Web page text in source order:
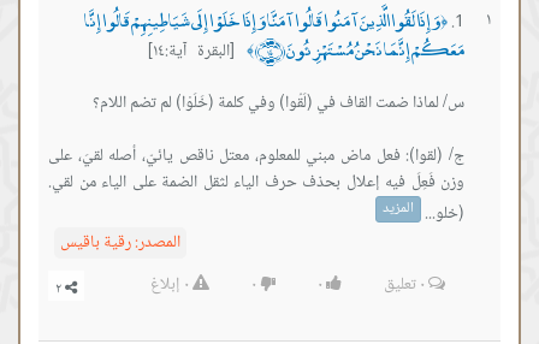
١ ﴿وَإِذَا لَقُوا الَّذِينَ آمَنُوا قَالُوا آمَنَّا وَإِذَا خَلَوْا إِلَى شَيَاطِينِهِمْ قَالُوا إِنَّا
مَعَكُمْ إِنَّمَا نَحْنُ مُسْتَهْزِئُونَ ﴿١٤﴾ ﴾
[البقرة آية:١٤]
ج/ (لقوا): فعل ماض مبني للمعلوم، معتل ناقص يائيّ، أصله لقيَ، على
وزن فَعِلَ فيه إعلال بحذف حرف الياء لثقل الضمة على الياء من لقي.
‏(خلو... المزيد
المصدر:رقية باقيس
٠تعليق ٠ ٠ ٠ إبلاغ